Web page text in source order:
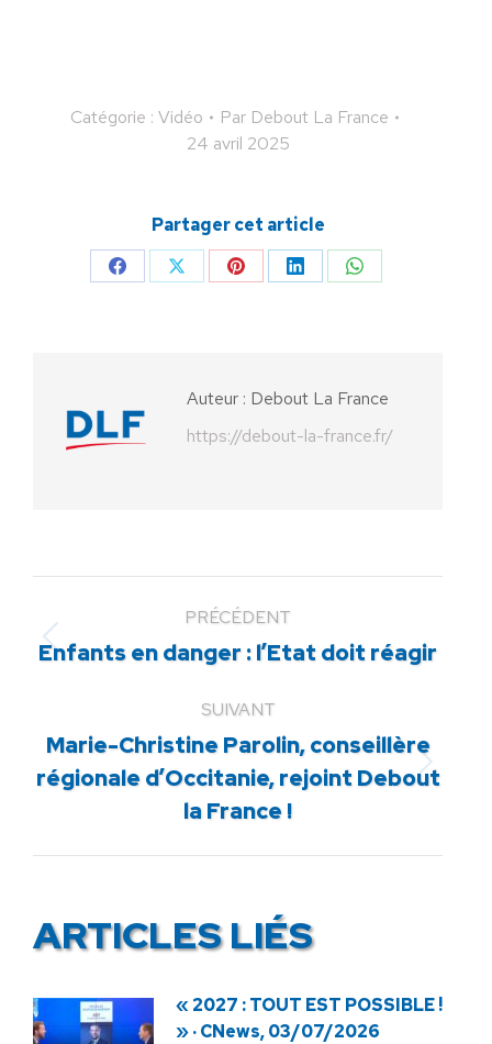
Catégorie : Vidéo Par Debout La France
24 avril 2025
Partager cet article
PartagerPartagerPartagerPartagerPartager
Auteur : Debout La France
https://debout-la-france.fr/
PRÉCÉDENT
Article
:
Enfants en danger : l’Etat doit réagir
SUIVANT
Article
suivant
:
Marie-Christine Parolin, conseillère
régionale d’Occitanie, rejoint Debout
la France !
ARTICLES LIÉS
« 2027 : TOUT EST POSSIBLE !
» · CNews, 03/07/2026